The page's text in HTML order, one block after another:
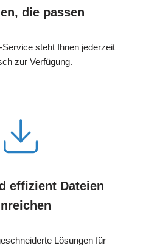
die passen
steht Ihnen jederzeit
zur Verfügung.
effizient Dateien
Lösungen für